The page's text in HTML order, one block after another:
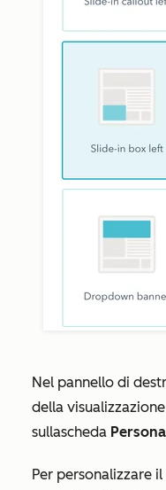
Nel pannello di
della
sullascheda
Per personalizzare